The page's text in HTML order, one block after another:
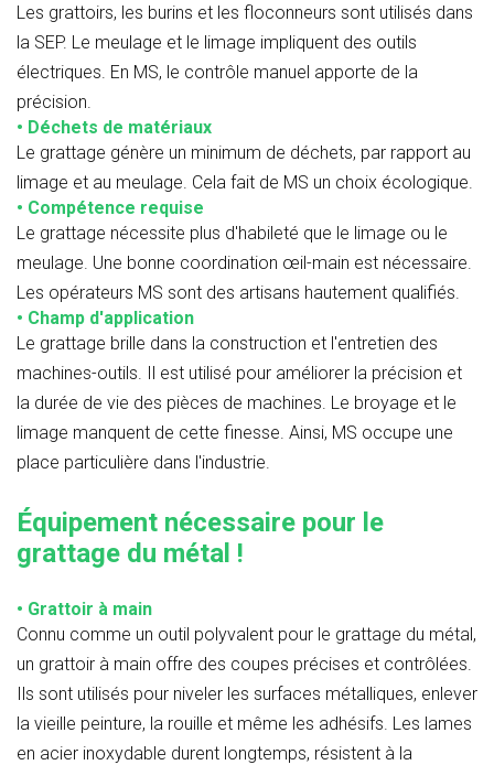
Les grattoirs, les burins et les floconneurs sont utilisés dans
la SEP. Le meulage et le limage impliquent des outils
électriques. En MS, le contrôle manuel apporte de la
précision.
• Déchets de matériaux
Le grattage génère un minimum de déchets, par rapport au
limage et au meulage. Cela fait de MS un choix écologique.
• Compétence requise
Le grattage nécessite plus d'habileté que le limage ou le
meulage. Une bonne coordination œil-main est nécessaire.
Les opérateurs MS sont des artisans hautement qualifiés.
• Champ d'application
Le grattage brille dans la construction et l'entretien des
machines-outils. Il est utilisé pour améliorer la précision et
la durée de vie des pièces de machines. Le broyage et le
limage manquent de cette finesse. Ainsi, MS occupe une
place particulière dans l'industrie.
Équipement nécessaire pour le
grattage du métal !
• Grattoir à main
Connu comme un outil polyvalent pour le grattage du métal,
un grattoir à main offre des coupes précises et contrôlées.
Ils sont utilisés pour niveler les surfaces métalliques, enlever
la vieille peinture, la rouille et même les adhésifs. Les lames
en acier inoxydable durent longtemps, résistent à la